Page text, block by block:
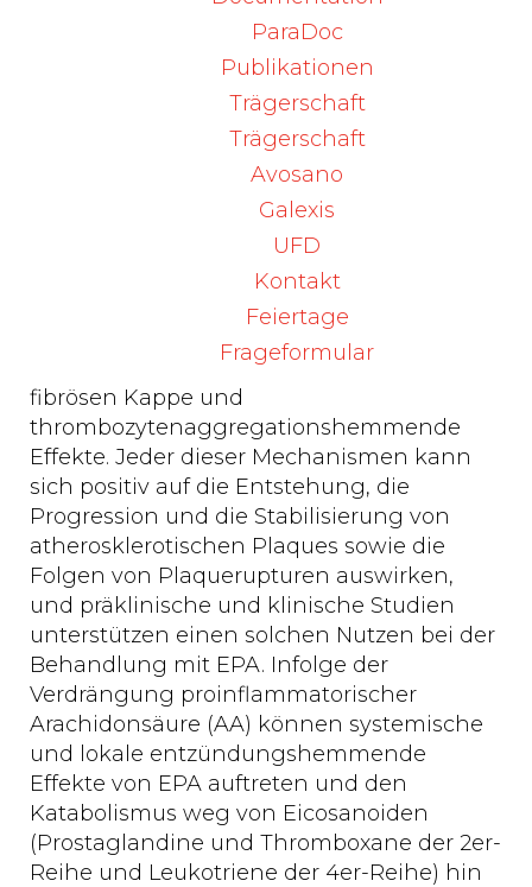
ParaDoc
Publikationen
Trägerschaft
Trägerschaft
Avosano
Galexis
UFD
Kontakt
Feiertage
Frageformular
Wirkmechanismen, die zur Reduzierung
der kardiovaskulären Ereignisse bei
Behandlung mit Icosapent-Ethyl beitragen,
sind noch nicht vollständig bekannt. Die
Mechanismen sind wahrscheinlich
multifaktoriell und beinhalten ein
verbessertes Lipidprofil mit Reduzierung
der triglyceridreichen Lipoproteine,
entzündungshemmende und antioxidative
Effekte, eine Reduzierung der
Makrophagen-Akkumulation, eine
Verbesserung der endothelialen Funktion,
eine verbesserte Dicke/Stabilität der
fibrösen Kappe und
thrombozytenaggregationshemmende
Effekte. Jeder dieser Mechanismen kann
sich positiv auf die Entstehung, die
Progression und die Stabilisierung von
atherosklerotischen Plaques sowie die
Folgen von Plaquerupturen auswirken,
und präklinische und klinische Studien
unterstützen einen solchen Nutzen bei der
Behandlung mit EPA. Infolge der
Verdrängung proinflammatorischer
Arachidonsäure (AA) können systemische
und lokale entzündungshemmende
Effekte von EPA auftreten und den
Katabolismus weg von Eicosanoiden
(Prostaglandine und Thromboxane der 2er-
Reihe und Leukotriene der 4er-Reihe) hin